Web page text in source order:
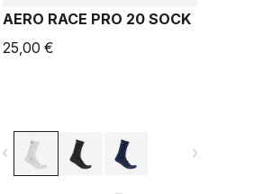
AERO RACE PRO 20 SOCK
25,00 €
navigate_next